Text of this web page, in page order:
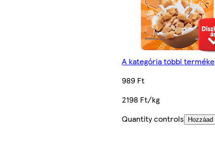
A kategória többi terméke
989 Ft
2198 Ft/kg
Quantity controls
Hozzáad